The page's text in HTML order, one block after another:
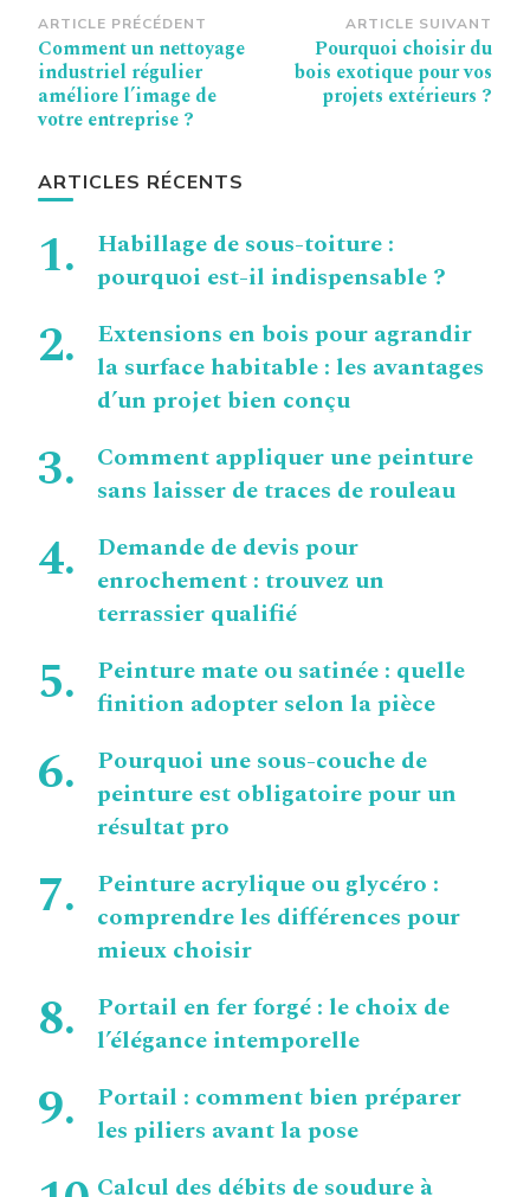
Navigation
d’article
ARTICLE PRÉCÉDENT
Comment un nettoyage
industriel régulier
améliore l’image de
votre entreprise ?
ARTICLE SUIVANT
Pourquoi choisir du
bois exotique pour vos
projets extérieurs ?
ARTICLES RÉCENTS
Habillage de sous-toiture :
pourquoi est-il indispensable ?
Extensions en bois pour agrandir
la surface habitable : les avantages
d’un projet bien conçu
Comment appliquer une peinture
sans laisser de traces de rouleau
Demande de devis pour
enrochement : trouvez un
terrassier qualifié
Peinture mate ou satinée : quelle
finition adopter selon la pièce
Pourquoi une sous-couche de
peinture est obligatoire pour un
résultat pro
Peinture acrylique ou glycéro :
comprendre les différences pour
mieux choisir
Portail en fer forgé : le choix de
l’élégance intemporelle
Portail : comment bien préparer
les piliers avant la pose
Calcul des débits de soudure à